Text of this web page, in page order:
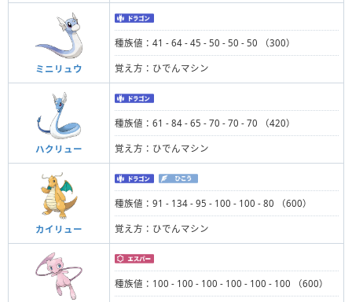
ミニリュウ
種族値：41 - 64 - 45 - 50 - 50 - 50 （300）
覚え方：ひでんマシン
ハクリュー
種族値：61 - 84 - 65 - 70 - 70 - 70 （420）
覚え方：ひでんマシン
カイリュー
種族値：91 - 134 - 95 - 100 - 100 - 80 （600）
覚え方：ひでんマシン
種族値：100 - 100 - 100 - 100 - 100 - 100 （600）